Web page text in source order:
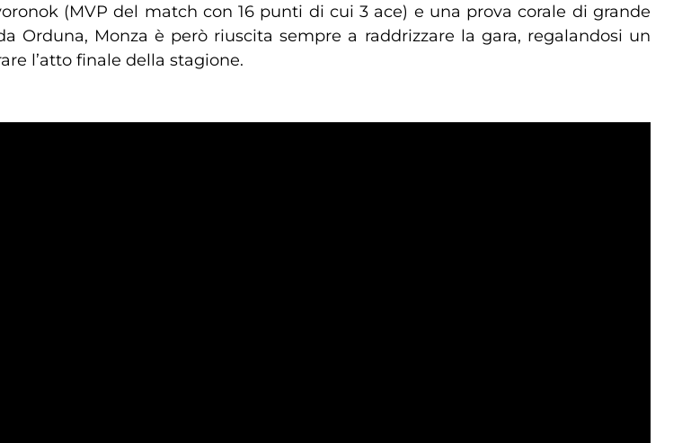
(MVP del match con 16 punti di cui 3 ace) e una prova corale di grande
Orduna, Monza è però riuscita sempre a raddrizzare la gara, regalandosi un
l’atto finale della stagione.